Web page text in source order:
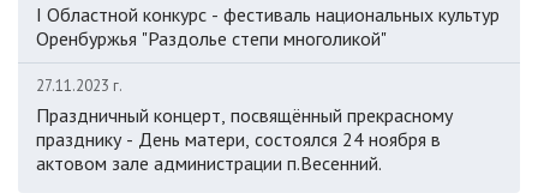
I Областной конкурс - фестиваль национальных культур
Оренбуржья "Раздолье степи многоликой"
27.11.2023 г.
Праздничный концерт, посвящённый прекрасному
празднику - День матери, состоялся 24 ноября в
актовом зале администрации п.Весенний.